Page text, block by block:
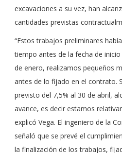
excavaciones a su vez, han
cantidades previstas
“Estos trabajos preliminares
tiempo antes de la fecha de
de enero, realizamos pequeños
antes de lo fijado en el contrato.
previsto del 7,5% al 30 de abril,
avance, es decir estamos
explicó Vega. El ingeniero de la
señaló que se prevé el
la finalización de los trabajos,